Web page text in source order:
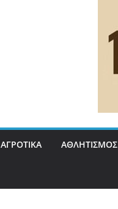
ΑΓΡΟΤΙΚΑ ΑΘΛΗΤΙΣΜΟΣ